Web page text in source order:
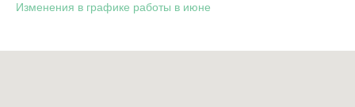
Изменения в графике работы в июне